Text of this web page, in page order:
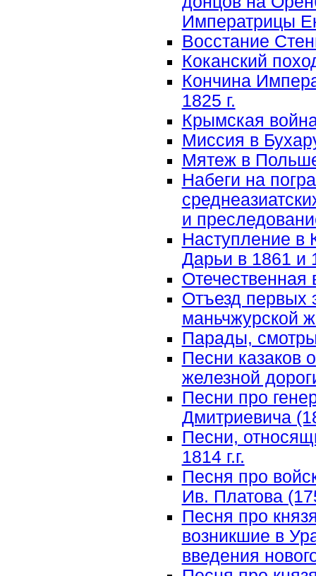
Императрицы
Восстание
Коканский
Кончина
1825 г.
Крымская
Миссия в
Мятеж в
Набеги на
и
Наступление в
Дарьи в 1861 и
Отечественная
Отъезд первых
маньчжурской
Парады,
Песни казаков
железной
Песни про
Дмитриевича
Песни,
1814 г.г.
Песня про
Ив. Платова
Песня про
возникшие в
введения